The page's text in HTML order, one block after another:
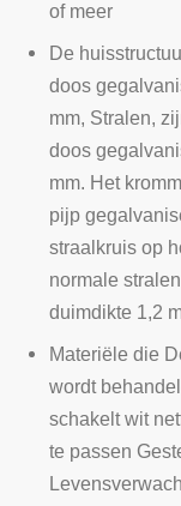
of meer
De
doos
mm, Stralen,
doos
mm. Het
pijp
straalkruis op
normale
duimdikte 1,2
Materiële die
wordt
schakelt wit
te passen